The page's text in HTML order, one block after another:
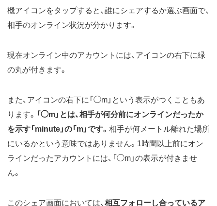
機アイコンをタップすると、誰にシェアするか選ぶ画面で、
相手のオンライン状況が分かります。
現在オンライン中のアカウントには、アイコンの右下に緑
の丸が付きます。
また、アイコンの右下に「◯m」という表示がつくこともあ
ります。 「◯m」とは、相手が何分前にオンラインだったか
を示す「minute」の「m」です。 相手が何メートル離れた場所
にいるかという意味ではありません。1時間以上前にオン
ラインだったアカウントには、「◯m」の表示が付きませ
ん。
このシェア画面においては、 相互フォローし合っているア